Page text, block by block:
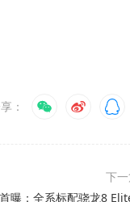
：
下
曝：全系标配骁龙8